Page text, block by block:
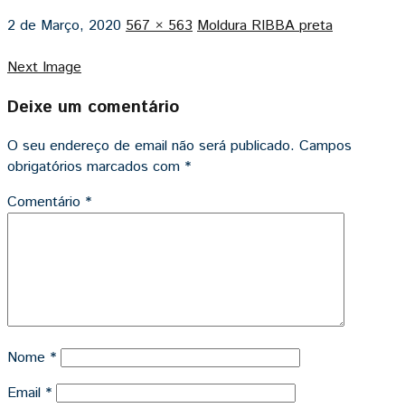
2 de Março, 2020 567 × 563 Moldura RIBBA preta
Next Image
Deixe um comentário
O seu endereço de email não será publicado. Campos
obrigatórios marcados com *
Comentário *
Nome *
Email *